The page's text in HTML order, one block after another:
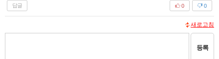
답글 0
0
새로고침
등록